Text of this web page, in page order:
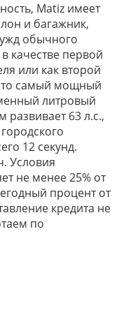
Matiz имеет
и багажник,
обычного
качестве первой
или как второй
самый мощный
литровый
63 л.с.,
12 секунд.
Условия
не менее 25% от
процент от
кредита не
по